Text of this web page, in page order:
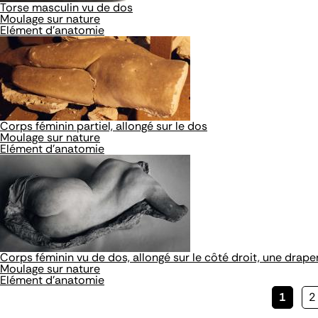
Torse masculin vu de dos
Moulage sur nature
Elément d'anatomie
Corps féminin partiel, allongé sur le dos
Moulage sur nature
Elément d'anatomie
Corps féminin vu de dos, allongé sur le côté droit, une
Moulage sur nature
Elément d'anatomie
Page
1 2